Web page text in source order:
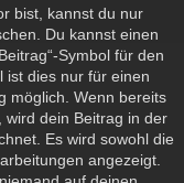
bist, kannst du nur
Du kannst einen
Symbol für den
ist dies nur für einen
möglich. Wenn bereits
wird dein Beitrag in der
Es wird sowohl die
angezeigt.